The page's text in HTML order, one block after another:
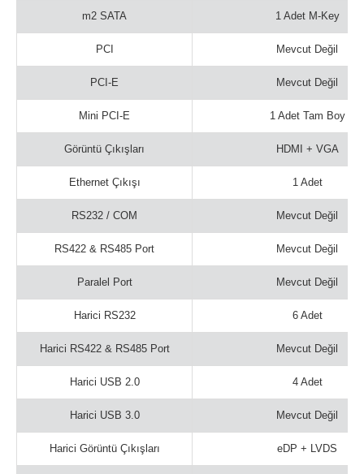
m2 SATA 1 Adet M-Key
PCI Mevcut Değil
PCI-E Mevcut Değil
Mini PCI-E 1 Adet Tam Boy
Görüntü Çıkışları HDMI + VGA
Ethernet Çıkışı 1 Adet
RS232 / COM Mevcut Değil
RS422 & RS485 Port Mevcut Değil
Paralel Port Mevcut Değil
Harici RS232 6 Adet
Harici RS422 & RS485 Port Mevcut Değil
Harici USB 2.0 4 Adet
Harici USB 3.0 Mevcut Değil
Harici Görüntü Çıkışları eDP + LVDS